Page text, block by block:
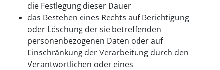
die Festlegung dieser Dauer
das Bestehen eines Rechts auf Berichtigung
oder Löschung der sie betreffenden
personenbezogenen Daten oder auf
Einschränkung der Verarbeitung durch den
Verantwortlichen oder eines